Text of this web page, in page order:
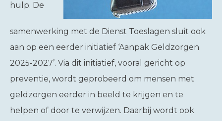
hulp. De
samenwerking met de Dienst Toeslagen sluit ook
aan op een eerder initiatief ‘Aanpak Geldzorgen
2025-2027’. Via dit initiatief, vooral gericht op
preventie, wordt geprobeerd om mensen met
geldzorgen eerder in beeld te krijgen en te
helpen of door te verwijzen. Daarbij wordt ook